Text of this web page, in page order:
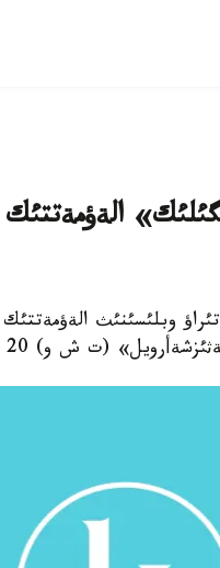
- اتئراؤ وبلئسئنئث